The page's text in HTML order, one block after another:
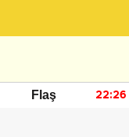
Flaş 22:26